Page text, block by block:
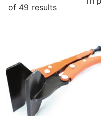
of 49 results
Trié